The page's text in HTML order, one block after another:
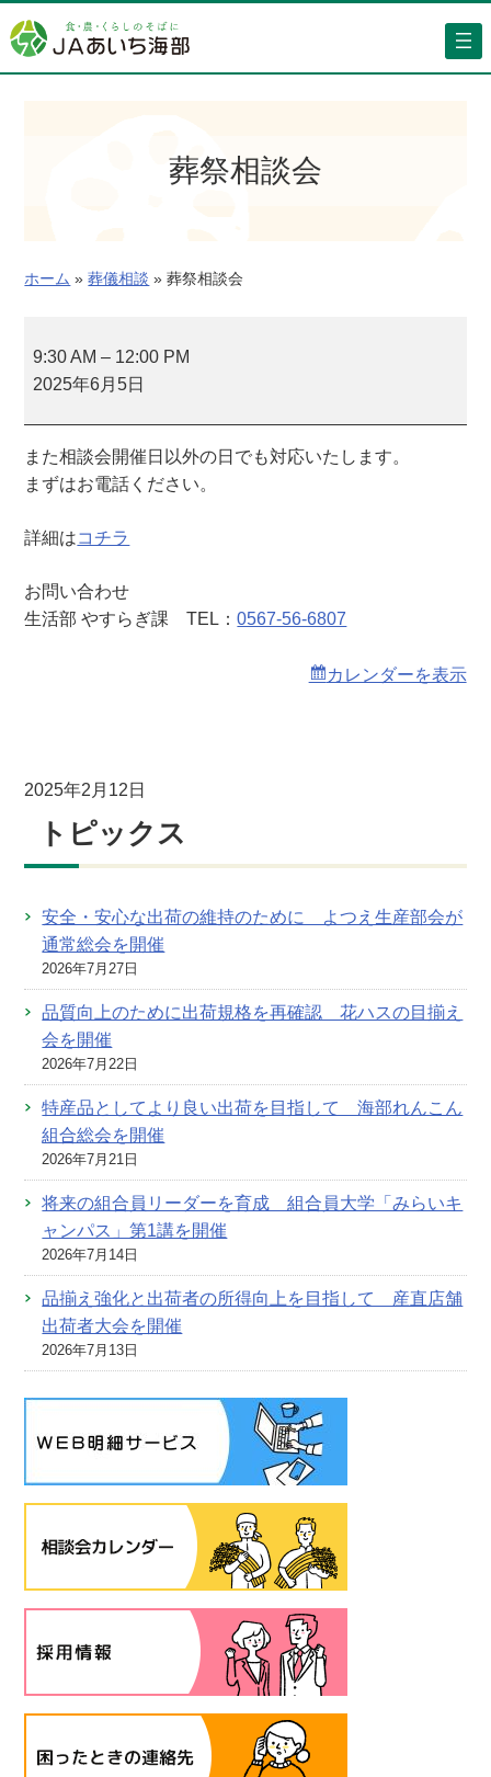
容
を
葬祭相談会
ホーム » 葬儀相談 » 葬祭相談会
祭
相
9:30 AM – 12:00 PM
2025年6月5日
また相談会開催日以外の日でも対応いたします。
まずはお電話ください。
詳細はコチラ
お問い合わせ
生活部 やすらぎ課 TEL：0567-56-6807
カレンダーを表示
2025年2月12日
トピックス
安全・安心な出荷の維持のために よつえ生産部会が
通常総会を開催
2026年7月27日
品質向上のために出荷規格を再確認 花ハスの目揃え
会を開催
2026年7月22日
特産品としてより良い出荷を目指して 海部れんこん
組合総会を開催
2026年7月21日
将来の組合員リーダーを育成 組合員大学「みらいキ
ャンパス」第1講を開催
2026年7月14日
品揃え強化と出荷者の所得向上を目指して 産直店舗
出荷者大会を開催
2026年7月13日